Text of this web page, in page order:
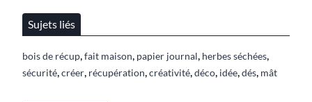
Sujets liés
bois de récup,fait maison, papier journal, herbes séchées,
sécurité,créer, récupération,créativité,déco, idée,dés, mât